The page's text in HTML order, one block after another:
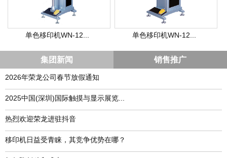
单色移印机WN-12... 单色移印机WN-12...
集团新闻 销售推广
2026年荣龙公司春节放假通知
​2025中国(深圳)国际触摸与显示展览...
热烈欢迎荣龙进驻抖音
移印机日益受青睐，其竞争优势在哪？